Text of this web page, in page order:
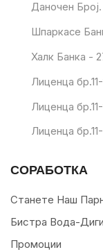
Даночен
Шпаркасе
Халк Банка -
Лиценца
Лиценца
Лиценца
СОРАБОТКА
Станете Наш
Бистра Вода-
Промоции